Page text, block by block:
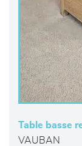
Table basse
VAUBAN